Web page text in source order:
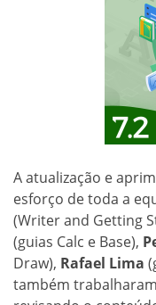
A atualização e
esforço de toda a
(Writer and Getting
(guias Calc e Base),
Draw), Rafael Lima
também